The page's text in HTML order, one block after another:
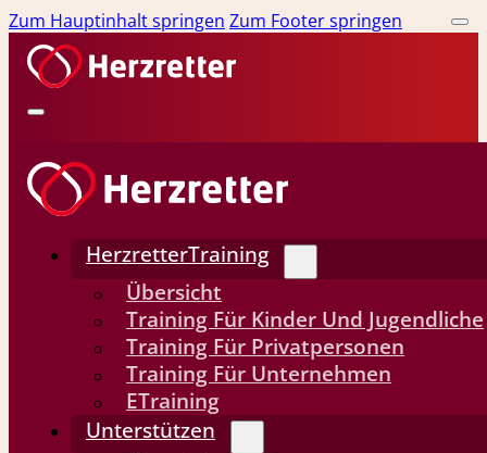
Zum Hauptinhalt springen Zum Footer springen
HerzretterTraining
Übersicht
Training Für Kinder Und Jugendliche
Training Für Privatpersonen
Training Für Unternehmen
ETraining
Unterstützen